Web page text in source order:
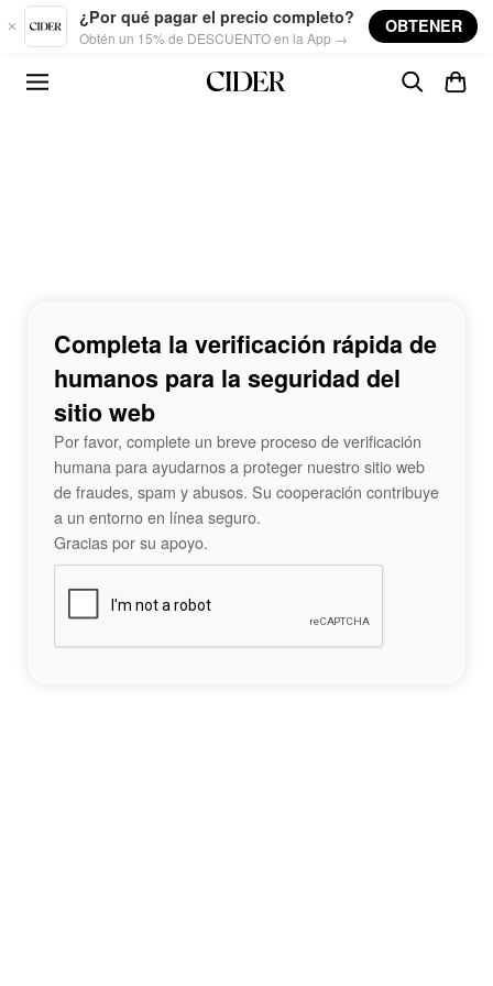
Skip to main content
¿Por qué pagar el precio completo?
Obtén un 15% de DESCUENTO en la App →
OBTENER
Completa la verificación rápida de
humanos para la seguridad del
sitio web
Por favor, complete un breve proceso de verificación
humana para ayudarnos a proteger nuestro sitio web
de fraudes, spam y abusos. Su cooperación contribuye
a un entorno en línea seguro.
Gracias por su apoyo.